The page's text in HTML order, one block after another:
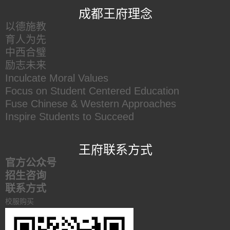
成都王府理念
以德施教
育人为先
中西合璧
励志未来
Inculcate Moral Values
Focus on Student Centered Education
Fuse Chinese & Western Approaches
Inspire Students to Succeed
王府联系方式
官方公众号
招生咨询
联系方式
校服购买